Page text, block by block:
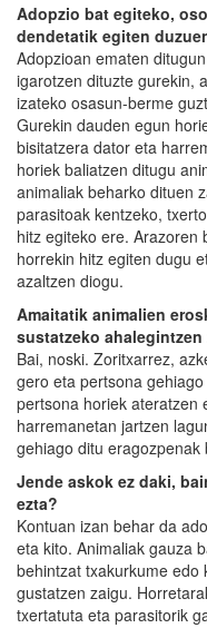
Adopzio bat egiteko,
dendetatik egiten
Adopzioan ematen
igarotzen dituzte gurekin,
izateko osasun-berme
Gurekin dauden egun
bisitatzera dator eta
horiek baliatzen ditugu
animaliak beharko dituen
parasitoak kentzeko,
hitz egiteko ere. Arazoren
horrekin hitz egiten dugu
azaltzen diogu.
Amaitatik animalien
sustatzeko ahalegintzen
Bai, noski. Zoritxarrez,
gero eta pertsona
pertsona horiek ateratzen
harremanetan jartzen
gehiago ditu eragozpenak
Jende askok ez daki,
ezta?
Kontuan izan behar da
eta kito. Animaliak gauza
behintzat txakurkume edo
gustatzen zaigu.
txertatuta eta parasitorik